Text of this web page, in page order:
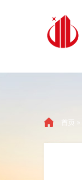
首页 »